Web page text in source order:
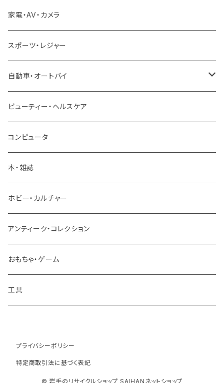
冷凍ユニット
製氷機
足場
雪対策
除雪機
家電・AV・カメラ
スポーツ・レジャー
自動車・オートバイ
クロスバイク ロードバイク
ロードバイク
トラック ダンプ
パーツ
建設機械 重機
ビューティー・ヘルスケア
コンピュータ
本・雑誌
ホビー・カルチャー
アンティーク・コレクション
おもちゃ・ゲーム
工具
プライバシーポリシー
特定商取引法に基づく表記
© 岩手のリサイクルショップ SAIHANネットショップ